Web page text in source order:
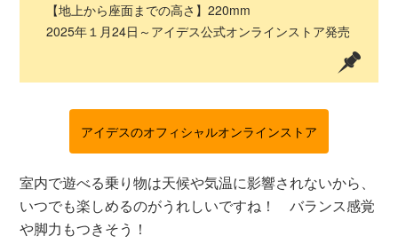
【地上から座面までの高さ】220mm
2025年１月24日～アイデス公式オンラインストア発売
アイデスのオフィシャルオンラインストア
室内で遊べる乗り物は天候や気温に影響されないから、
いつでも楽しめるのがうれしいですね！ バランス感覚
や脚力もつきそう！